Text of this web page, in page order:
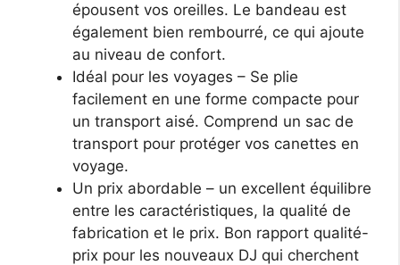
épousent vos oreilles. Le bandeau est
également bien rembourré, ce qui ajoute
au niveau de confort.
Idéal pour les voyages – Se plie
facilement en une forme compacte pour
un transport aisé. Comprend un sac de
transport pour protéger vos canettes en
voyage.
Un prix abordable – un excellent équilibre
entre les caractéristiques, la qualité de
fabrication et le prix. Bon rapport qualité-
prix pour les nouveaux DJ qui cherchent